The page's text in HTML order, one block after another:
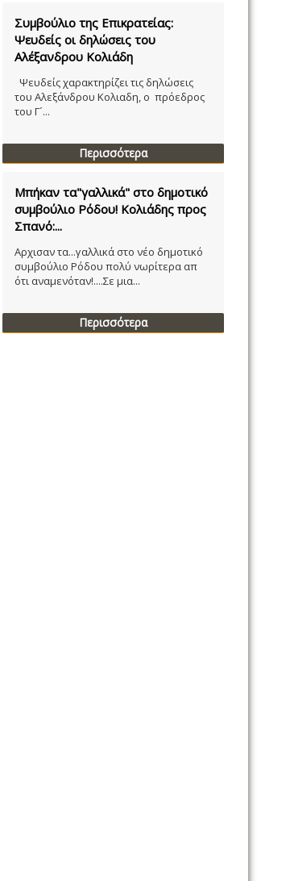
Συμβούλιο της Επικρατείας:
Ψευδείς οι δηλώσεις του
Αλέξανδρου Κολιάδη
Ψευδείς χαρακτηρίζει τις δηλώσεις
του Αλεξάνδρου Κολιαδη, ο πρόεδρος
του Γ´...
Περισσότερα
Μπήκαν τα"γαλλικά" στο δημοτικό
συμβούλιο Ρόδου! Κολιάδης προς
Σπανό:...
Αρχισαν τα...γαλλικά στο νέο δημοτικό
συμβούλιο Ρόδου πολύ νωρίτερα απ
ότι αναμενόταν!....Σε μια...
Περισσότερα